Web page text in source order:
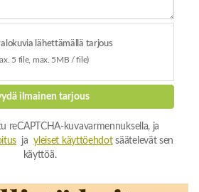
lähettämällä tarjous
5 file, max. 5MB / file)
ilmainen tarjous
reCAPTCHA-kuvavarmennuksella, ja
jayleiset käyttöehdotsäätelevät sen
käyttöä.